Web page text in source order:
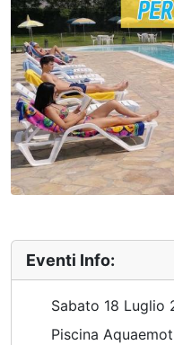
Eventi Info:
Sabato 18 Luglio
Piscina